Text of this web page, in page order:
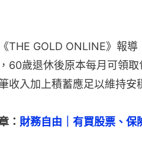
THE GOLD ONLINE》報
60歲退休後原本每月可領
收入加上積蓄應足以維持安
： 財務自由｜有買股票、